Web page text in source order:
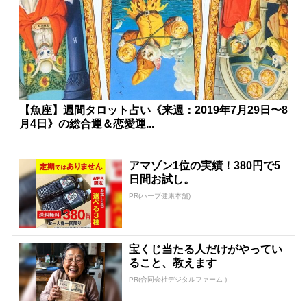
【魚座】週間タロット占い《来週：2019年7月29日〜8
月4日》の総合運＆恋愛運...
アマゾン1位の実績！380円で5
日間お試し。
PR(ハーブ健康本舗)
宝くじ当たる人だけがやってい
ること、教えます
PR(合同会社デジタルファーム )